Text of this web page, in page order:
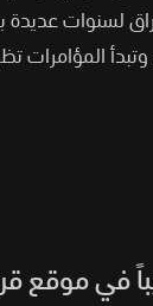
لسنوات عديدة
المؤامرات
في موقع